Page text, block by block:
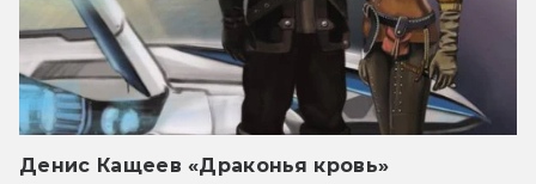
Денис Кащеев «Драконья кровь»